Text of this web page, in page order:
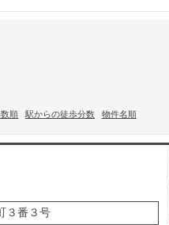
順 駅からの徒歩分数 物件名順
３番３号